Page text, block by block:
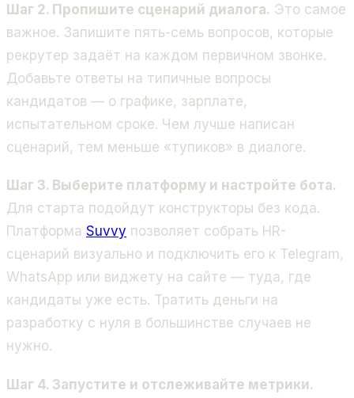
Шаг 2. Пропишите сценарий диалога. Это самое
важное. Запишите пять-семь вопросов, которые
рекрутер задаёт на каждом первичном звонке.
Добавьте ответы на типичные вопросы
кандидатов — о графике, зарплате,
испытательном сроке. Чем лучше написан
сценарий, тем меньше «тупиков» в диалоге.
Шаг 3. Выберите платформу и настройте бота.
Для старта подойдут конструкторы без кода.
Платформа Suvvy позволяет собрать HR-
сценарий визуально и подключить его к Telegram,
WhatsApp или виджету на сайте — туда, где
кандидаты уже есть. Тратить деньги на
разработку с нуля в большинстве случаев не
нужно.
Шаг 4. Запустите и отслеживайте метрики.